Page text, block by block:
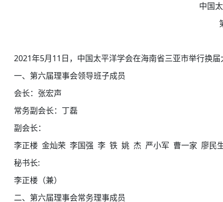
中国太平洋学会
第1
2021年5月11日，中国太平洋学会在海南省三亚市举行换届
一、第六届理事会领导班子成员
会长：张宏声
常务副会长：丁磊
副会长：
李正楼 金灿荣 李国强 李 铁 姚 杰 严小军 曹一家 廖
秘书长:
李正楼（兼）
二、第六届理事会常务理事成员